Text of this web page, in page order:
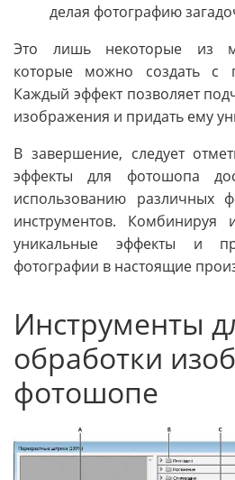
делая фотографию
Это лишь некоторые из
которые можно создать с
Каждый эффект позволяет
изображения и придать ему
В завершение, следует
эффекты для фотошопа
использованию различных
инструментов. Комбинируя
уникальные эффекты и
фотографии в настоящие
Инструменты
обработки
фотошопе